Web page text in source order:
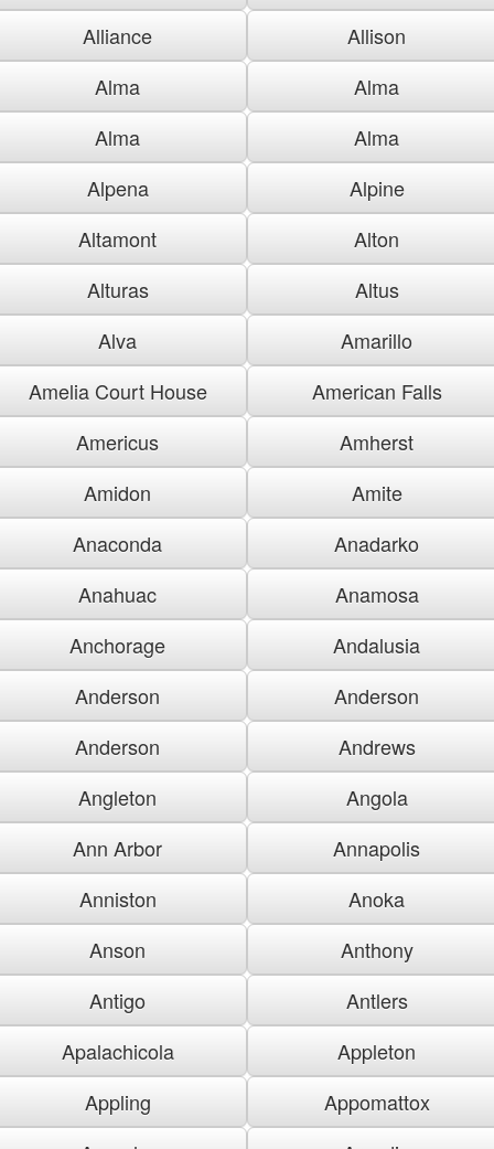
Alliance
Allison
Alma
Alma
Alma
Alma
Alpena
Alpine
Altamont
Alton
Alturas
Altus
Alva
Amarillo
Amelia Court House
American Falls
Americus
Amherst
Amidon
Amite
Anaconda
Anadarko
Anahuac
Anamosa
Anchorage
Andalusia
Anderson
Anderson
Anderson
Andrews
Angleton
Angola
Ann Arbor
Annapolis
Anniston
Anoka
Anson
Anthony
Antigo
Antlers
Apalachicola
Appleton
Appling
Appomattox